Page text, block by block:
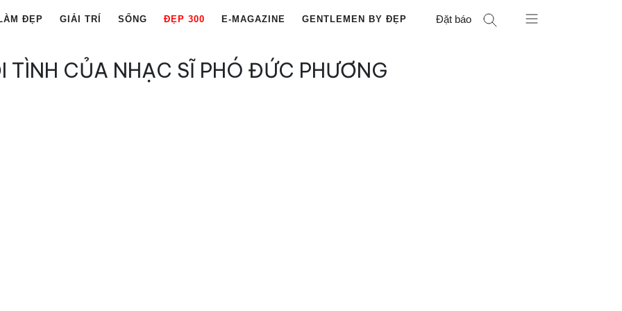
ĐẸP GIẢI TRÍ SỐNG ĐẸP 300 E-MAGAZINE GENTLEMEN BY ĐẸP Đặt báo
TÌNH CỦA NHẠC SĨ PHÓ ĐỨC PHƯƠNG